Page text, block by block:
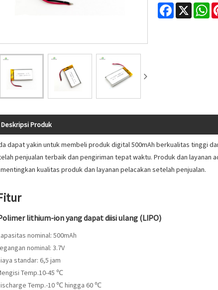
Facebook
X
Deskripsi Produk
dapat yakin untuk membeli produk digital 500mAh berkualitas tinggi
penjualan terbaik dan pengiriman tepat waktu. Produk dan layanan
kualitas produk dan layanan pelacakan setelah penjualan.
lithium-ion yang dapat diisi ulang (LIPO)
nominal: 500mAh
nominal: 3.7V
standar: 6,5 jam
Temp.10-45 ℃
Temp.-10 ℃ hingga 60 ℃